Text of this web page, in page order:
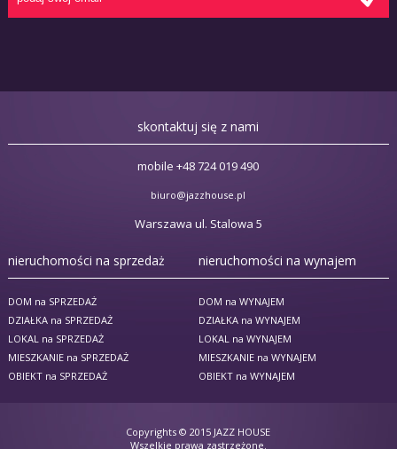
skontaktuj się z nami
mobile +48 724 019 490
biuro@jazzhouse.pl
Warszawa ul. Stalowa 5
nieruchomości na sprzedaż
DOM na SPRZEDAŻ
DZIAŁKA na SPRZEDAŻ
LOKAL na SPRZEDAŻ
MIESZKANIE na SPRZEDAŻ
OBIEKT na SPRZEDAŻ
nieruchomości na wynajem
DOM na WYNAJEM
DZIAŁKA na WYNAJEM
LOKAL na WYNAJEM
MIESZKANIE na WYNAJEM
OBIEKT na WYNAJEM
Copyrights © 2015 JAZZ HOUSE
Wszelkie prawa zastrzeżone.